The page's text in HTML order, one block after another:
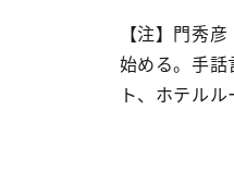
【注】門秀
始める。手
ト、ホテル